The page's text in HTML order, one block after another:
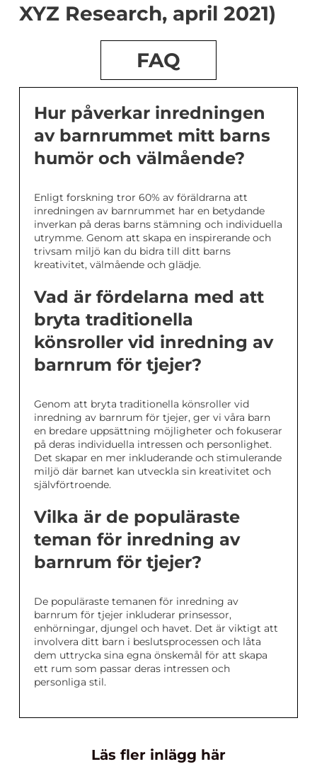
XYZ Research, april 2021)
FAQ
Hur påverkar inredningen
av barnrummet mitt barns
humör och välmående?
Enligt forskning tror 60% av föräldrarna att
inredningen av barnrummet har en betydande
inverkan på deras barns stämning och individuella
utrymme. Genom att skapa en inspirerande och
trivsam miljö kan du bidra till ditt barns
kreativitet, välmående och glädje.
Vad är fördelarna med att
bryta traditionella
könsroller vid inredning av
barnrum för tjejer?
Genom att bryta traditionella könsroller vid
inredning av barnrum för tjejer, ger vi våra barn
en bredare uppsättning möjligheter och fokuserar
på deras individuella intressen och personlighet.
Det skapar en mer inkluderande och stimulerande
miljö där barnet kan utveckla sin kreativitet och
självförtroende.
Vilka är de populäraste
teman för inredning av
barnrum för tjejer?
De populäraste temanen för inredning av
barnrum för tjejer inkluderar prinsessor,
enhörningar, djungel och havet. Det är viktigt att
involvera ditt barn i beslutsprocessen och låta
dem uttrycka sina egna önskemål för att skapa
ett rum som passar deras intressen och
personliga stil.
Läs fler inlägg här